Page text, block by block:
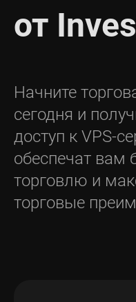
от
Начните
сегодня и
доступ к VPS-
обеспечат вам
торговлю и
торговые